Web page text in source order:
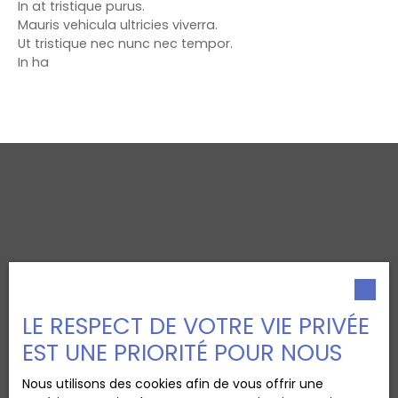
In at tristique purus.
Mauris vehicula ultricies viverra.
Ut tristique nec nunc nec tempor.
In ha
LE RESPECT DE VOTRE VIE PRIVÉE
EST UNE PRIORITÉ POUR NOUS
Nous utilisons des cookies afin de vous offrir une